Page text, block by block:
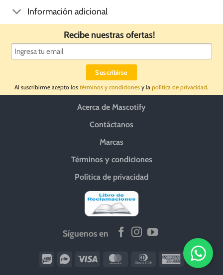
Información adicional
Recibe nuestras ofertas!
Al suscribirme acepto los términos y condiciones y la política de privacidad.
Acerca de Mascotify
Contáctanos
Marcas
Términos y condiciones
Política de privacidad
Síguenos en
Wirecard
Vipps Visa MasterCardDinners
American
Express